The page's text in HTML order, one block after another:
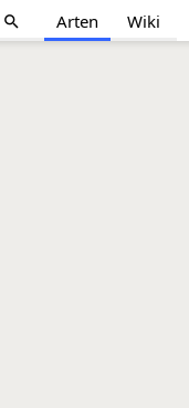
search Arten Wiki